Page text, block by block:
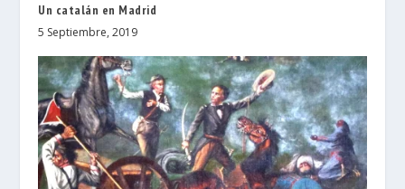
Un catalán en Madrid
5 Septiembre, 2019